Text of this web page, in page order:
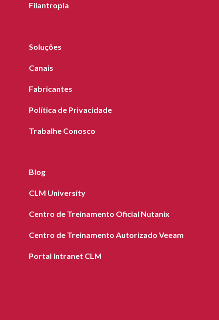
Filantropia
Soluções
Canais
Fabricantes
Política de Privacidade
Trabalhe Conosco
Blog
CLM University
Centro de Treinamento Oficial Nutanix
Centro de Treinamento Autorizado Veeam
Portal Intranet CLM